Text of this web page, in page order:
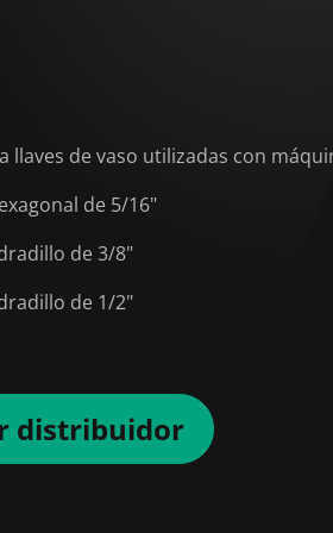
llaves de vaso utilizadas con
de 5/16"
de 3/8"
de 1/2"
distribuidor